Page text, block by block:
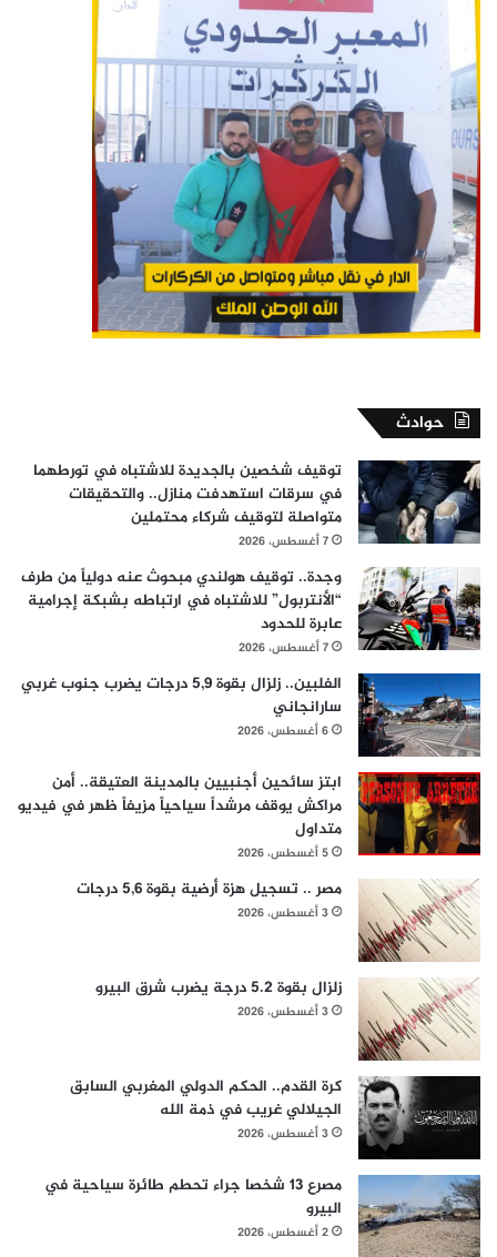
حوادث
توقيف شخصين بالجديدة للاشتباه في تورطهما
في سرقات استهدفت منازل.. والتحقيقات
متواصلة لتوقيف شركاء محتملين
7 أغسطس، 2026
وجدة.. توقيف هولندي مبحوث عنه دولياً من طرف
“الأنتربول” للاشتباه في ارتباطه بشبكة إجرامية
عابرة للحدود
7 أغسطس، 2026
الفلبين.. زلزال بقوة 5,9 درجات يضرب جنوب غربي
سارانجاني
6 أغسطس، 2026
ابتز سائحين أجنبيين بالمدينة العتيقة.. أمن
مراكش يوقف مرشداً سياحياً مزيفاً ظهر في فيديو
متداول
5 أغسطس، 2026
مصر .. تسجيل هزة أرضية بقوة 5,6 درجات
3 أغسطس، 2026
زلزال بقوة 5.2 درجة يضرب شرق البيرو
3 أغسطس، 2026
كرة القدم.. الحكم الدولي المغربي السابق
الجيلالي غريب في ذمة الله
3 أغسطس، 2026
مصرع 13 شخصا جراء تحطم طائرة سياحية في
البيرو
2 أغسطس، 2026